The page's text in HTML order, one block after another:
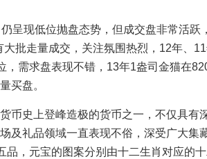
呈现低位抛盘态势，但成交盘非常活跃
批走量成交，关注氛围热烈，12年、
，需求盘表现不错，13年1盎司金猫在
买盘。
币史上登峰造极的货币之一，不仅具有
及礼品领域一直表现不俗，深受广大集
品，元宝的图案分别由十二生肖对应的